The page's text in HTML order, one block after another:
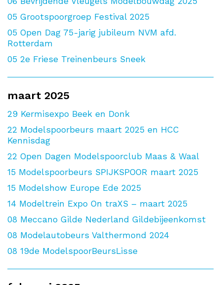
05 Grootspoorgroep Festival 2025
05 Open Dag 75-jarig jubileum NVM afd.
Rotterdam
05 2e Friese Treinenbeurs Sneek
maart 2025
29 Kermisexpo Beek en Donk
22 Modelspoorbeurs maart 2025 en HCC
Kennisdag
22 Open Dagen Modelspoorclub Maas & Waal
15 Modelspoorbeurs SPIJKSPOOR maart 2025
15 Modelshow Europe Ede 2025
14 Modeltrein Expo On traXS – maart 2025
08 Meccano Gilde Nederland Gildebijeenkomst
08 Modelautobeurs Valthermond 2024
08 19de ModelspoorBeursLisse